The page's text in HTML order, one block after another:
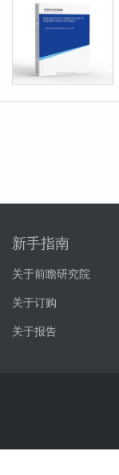
新手指南
关于前瞻研究院
关于订购
关于报告